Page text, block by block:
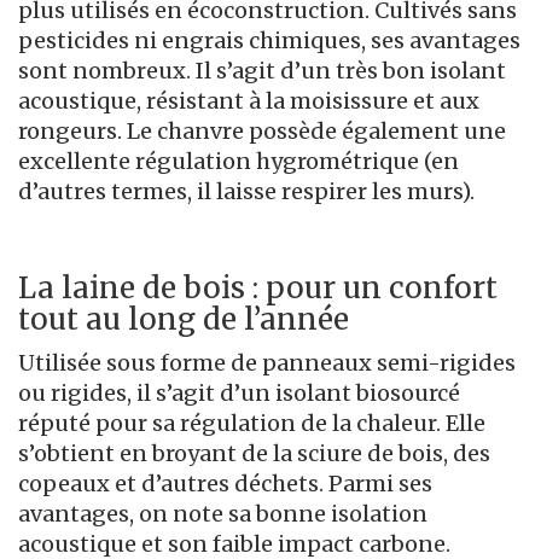
plus utilisés en écoconstruction. Cultivés sans
pesticides ni engrais chimiques, ses avantages
sont nombreux. Il s’agit d’un très bon isolant
acoustique, résistant à la moisissure et aux
rongeurs. Le chanvre possède également une
excellente régulation hygrométrique (en
d’autres termes, il laisse respirer les murs).
La laine de bois : pour un confort
tout au long de l’année
Utilisée sous forme de panneaux semi-rigides
ou rigides, il s’agit d’un isolant biosourcé
réputé pour sa régulation de la chaleur. Elle
s’obtient en broyant de la sciure de bois, des
copeaux et d’autres déchets. Parmi ses
avantages, on note sa bonne isolation
acoustique et son faible impact carbone.